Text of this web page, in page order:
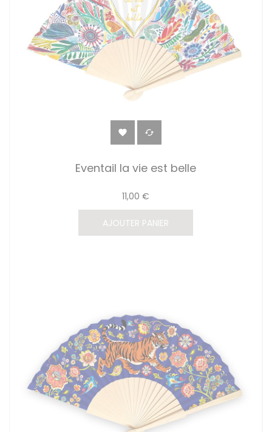
 
Eventail la vie est belle
11,00 €
AJOUTER PANIER